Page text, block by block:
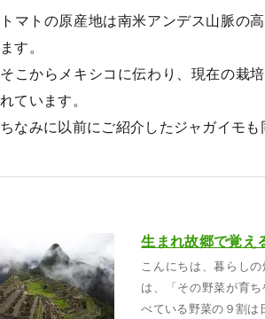
トマトの原産地は南米アンデス山脈の
ます。
そこからメキシコに伝わり、現在の栽
れています。
ちなみに以前にご紹介したジャガイモ
こんにちは、暮らし
は、「その野菜が育
べている野菜の９割は